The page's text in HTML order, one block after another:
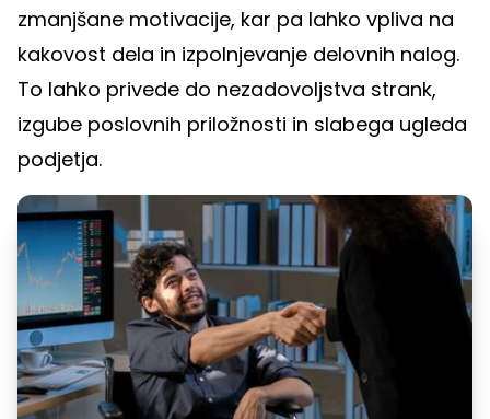
zmanjšane motivacije, kar pa lahko vpliva na
kakovost dela in izpolnjevanje delovnih nalog.
To lahko privede do nezadovoljstva strank,
izgube poslovnih priložnosti in slabega ugleda
podjetja.